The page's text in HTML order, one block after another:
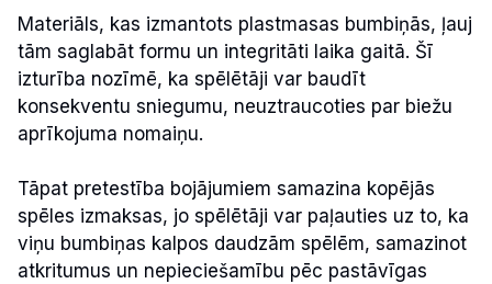
Materiāls, kas izmantots plastmasas bumbiņās, ļauj
tām saglabāt formu un integritāti laika gaitā. Šī
izturība nozīmē, ka spēlētāji var baudīt
konsekventu sniegumu, neuztraucoties par biežu
aprīkojuma nomaiņu.
Tāpat pretestība bojājumiem samazina kopējās
spēles izmaksas, jo spēlētāji var paļauties uz to, ka
viņu bumbiņas kalpos daudzām spēlēm, samazinot
atkritumus un nepieciešamību pēc pastāvīgas